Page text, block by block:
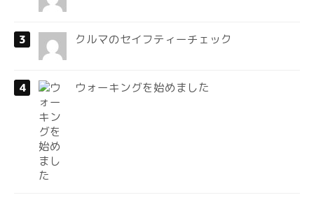
クルマのセイフティーチェック
ウォーキングを始めました